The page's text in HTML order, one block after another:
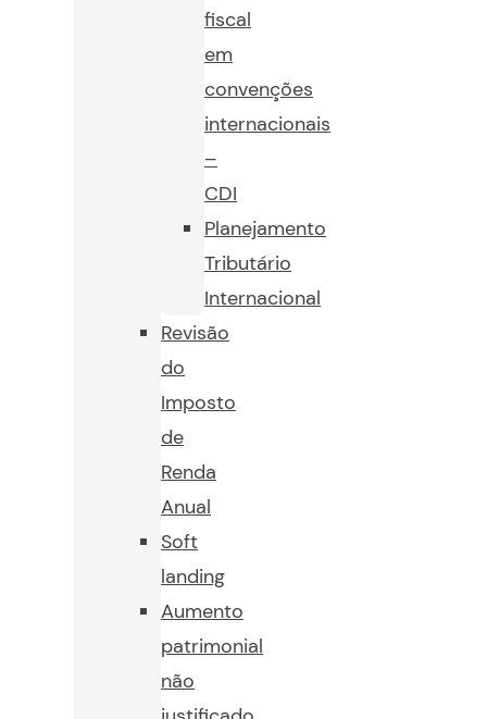
fiscal
em
convenções
internacionais
–
CDI
Planejamento
Tributário
Internacional
Revisão
do
Imposto
de
Renda
Anual
Soft
landing
Aumento
patrimonial
não